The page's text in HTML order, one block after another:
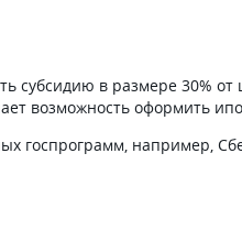
погашение
все разложили
просто объясняли,
а что нет. В итоге
остается
но когда банк
и
субсидию в размере 30%
возможность оформить
госпрограмм, например,